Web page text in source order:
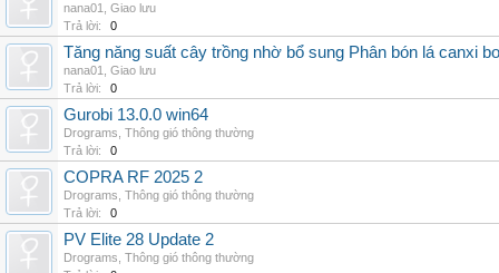
nana01
Giao lưu
Trả lời:
0
Tăng năng suất cây trồng nhờ bổ sung Phân bón lá canxi
nana01
Giao lưu
Trả lời:
0
Gurobi 13.0.0 win64
Drograms Thông gió thông thường
Trả lời:
0
COPRA RF 2025 2
Drograms Thông gió thông thường
Trả lời:
0
PV Elite 28 Update 2
Drograms Thông gió thông thường